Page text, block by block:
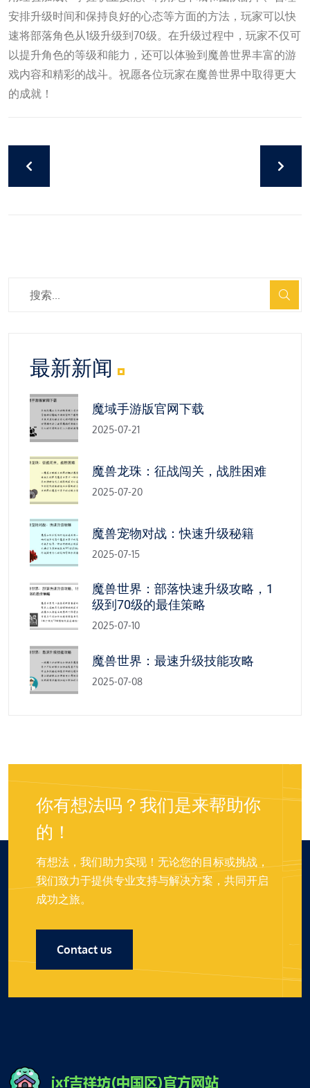
安排升级时间和保持良好的心态等方面的方法，玩家可以快
速将部落角色从1级升级到70级。在升级过程中，玩家不仅可
以提升角色的等级和能力，还可以体验到魔兽世界丰富的游
戏内容和精彩的战斗。祝愿各位玩家在魔兽世界中取得更大
的成就！
最新新闻
魔域手游版官网下载
2025-07-21
魔兽龙珠：征战闯关，战胜困难
2025-07-20
魔兽宠物对战：快速升级秘籍
2025-07-15
魔兽世界：部落快速升级攻略，1
级到70级的最佳策略
2025-07-10
魔兽世界：最速升级技能攻略
2025-07-08
你有想法吗？我们是来帮助你
的！
有想法，我们助力实现！无论您的目标或挑战，
我们致力于提供专业支持与解决方案，共同开启
成功之旅。
Contact us